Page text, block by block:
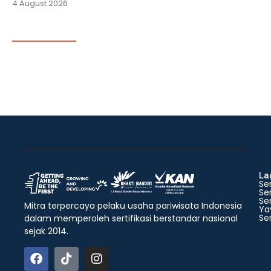
4 August 2026
Mitra terpercaya pelaku usaha pariwisata Indonesia
dalam memperoleh sertifikasi berstandar nasional
sejak 2014.